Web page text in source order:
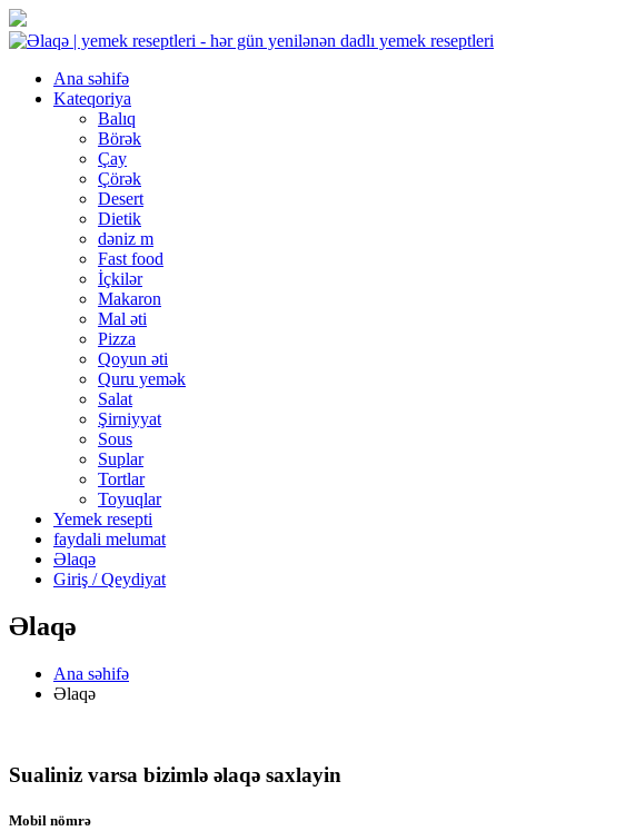
Ana səhifə
Kateqoriya
Balıq
Börək
Çay
Çörək
Desert
Dietik
dəniz m
Fast food
İçkilər
Makaron
Mal əti
Pizza
Qoyun əti
Quru yemək
Salat
Şirniyyat
Sous
Suplar
Tortlar
Toyuqlar
Yemek resepti
faydali melumat
Əlaqə
Giriş / Qeydiyat
Əlaqə
Ana səhifə
Əlaqə
Sualiniz varsa bizimlə əlaqə saxlayin
Mobil nömrə